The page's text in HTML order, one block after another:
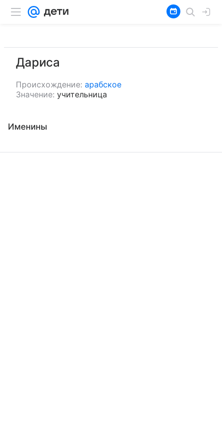
Дариса
Происхождение: арабское
Значение: учительница
Именины